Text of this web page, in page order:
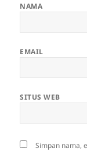
NAMA
EMAIL
SITUS WEB
Simpan nama,